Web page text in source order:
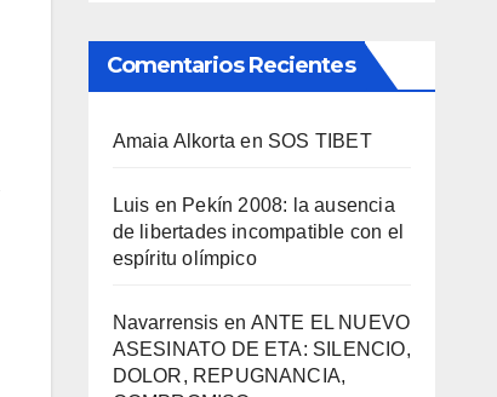
Comentarios Recientes
Amaia Alkorta en SOS TIBET
Luis en Pekí­n 2008: la ausencia
de libertades incompatible con el
espí­ritu olí­mpico
Navarrensis en ANTE EL NUEVO
ASESINATO DE ETA: SILENCIO,
DOLOR, REPUGNANCIA,